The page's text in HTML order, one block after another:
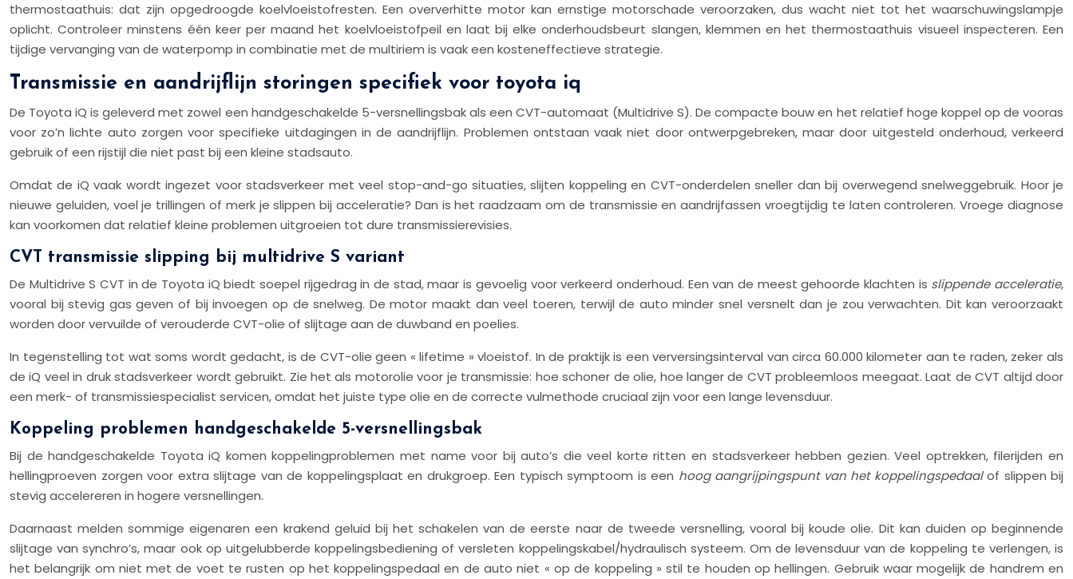
thermostaathuis: dat zijn opgedroogde koelvloeistofresten. Een oververhitte motor kan ernstige motorschade veroorzaken, dus wacht niet tot het waarschuwingslampje
oplicht. Controleer minstens één keer per maand het koelvloeistofpeil en laat bij elke onderhoudsbeurt slangen, klemmen en het thermostaathuis visueel inspecteren. Een
tijdige vervanging van de waterpomp in combinatie met de multiriem is vaak een kosteneffectieve strategie.
Transmissie en aandrijflijn storingen specifiek voor toyota iq
De Toyota iQ is geleverd met zowel een handgeschakelde 5-versnellingsbak als een CVT-automaat (Multidrive S). De compacte bouw en het relatief hoge koppel op de vooras
voor zo’n lichte auto zorgen voor specifieke uitdagingen in de aandrijflijn. Problemen ontstaan vaak niet door ontwerpgebreken, maar door uitgesteld onderhoud, verkeerd
gebruik of een rijstijl die niet past bij een kleine stadsauto.
Omdat de iQ vaak wordt ingezet voor stadsverkeer met veel stop-and-go situaties, slijten koppeling en CVT-onderdelen sneller dan bij overwegend snelweggebruik. Hoor je
nieuwe geluiden, voel je trillingen of merk je slippen bij acceleratie? Dan is het raadzaam om de transmissie en aandrijfassen vroegtijdig te laten controleren. Vroege diagnose
kan voorkomen dat relatief kleine problemen uitgroeien tot dure transmissierevisies.
CVT transmissie slipping bij multidrive S variant
De Multidrive S CVT in de Toyota iQ biedt soepel rijgedrag in de stad, maar is gevoelig voor verkeerd onderhoud. Een van de meest gehoorde klachten is slippende acceleratie,
vooral bij stevig gas geven of bij invoegen op de snelweg. De motor maakt dan veel toeren, terwijl de auto minder snel versnelt dan je zou verwachten. Dit kan veroorzaakt
worden door vervuilde of verouderde CVT-olie of slijtage aan de duwband en poelies.
In tegenstelling tot wat soms wordt gedacht, is de CVT-olie geen « lifetime » vloeistof. In de praktijk is een verversingsinterval van circa 60.000 kilometer aan te raden, zeker als
de iQ veel in druk stadsverkeer wordt gebruikt. Zie het als motorolie voor je transmissie: hoe schoner de olie, hoe langer de CVT probleemloos meegaat. Laat de CVT altijd door
een merk- of transmissiespecialist servicen, omdat het juiste type olie en de correcte vulmethode cruciaal zijn voor een lange levensduur.
Koppeling problemen handgeschakelde 5-versnellingsbak
Bij de handgeschakelde Toyota iQ komen koppelingproblemen met name voor bij auto’s die veel korte ritten en stadsverkeer hebben gezien. Veel optrekken, filerijden en
hellingproeven zorgen voor extra slijtage van de koppelingsplaat en drukgroep. Een typisch symptoom is een hoog aangrijpingspunt van het koppelingspedaalof slippen bij
stevig accelereren in hogere versnellingen.
Daarnaast melden sommige eigenaren een krakend geluid bij het schakelen van de eerste naar de tweede versnelling, vooral bij koude olie. Dit kan duiden op beginnende
slijtage van synchro’s, maar ook op uitgelubberde koppelingsbediening of versleten koppelingskabel/hydraulisch systeem. Om de levensduur van de koppeling te verlengen, is
het belangrijk om niet met de voet te rusten op het koppelingspedaal en de auto niet « op de koppeling » stil te houden op hellingen. Gebruik waar mogelijk de handrem en